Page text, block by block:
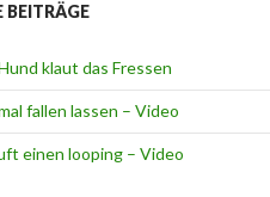
BEITRÄGE
klaut das Fressen
fallen lassen – Video
einen looping – Video